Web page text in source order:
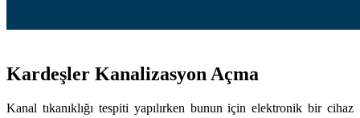
Kardeşler Kanalizasyon Açma
Kanal tıkanıklığı tespiti yapılırken bunun için elektronik bir cihaz